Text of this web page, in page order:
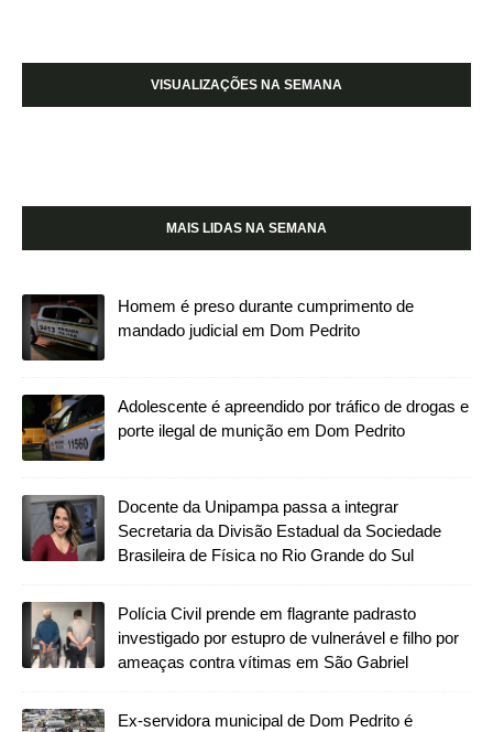
VISUALIZAÇÕES NA SEMANA
MAIS LIDAS NA SEMANA
Homem é preso durante cumprimento de
mandado judicial em Dom Pedrito
Adolescente é apreendido por tráfico de drogas e
porte ilegal de munição em Dom Pedrito
Docente da Unipampa passa a integrar
Secretaria da Divisão Estadual da Sociedade
Brasileira de Física no Rio Grande do Sul
Polícia Civil prende em flagrante padrasto
investigado por estupro de vulnerável e filho por
ameaças contra vítimas em São Gabriel
Ex-servidora municipal de Dom Pedrito é